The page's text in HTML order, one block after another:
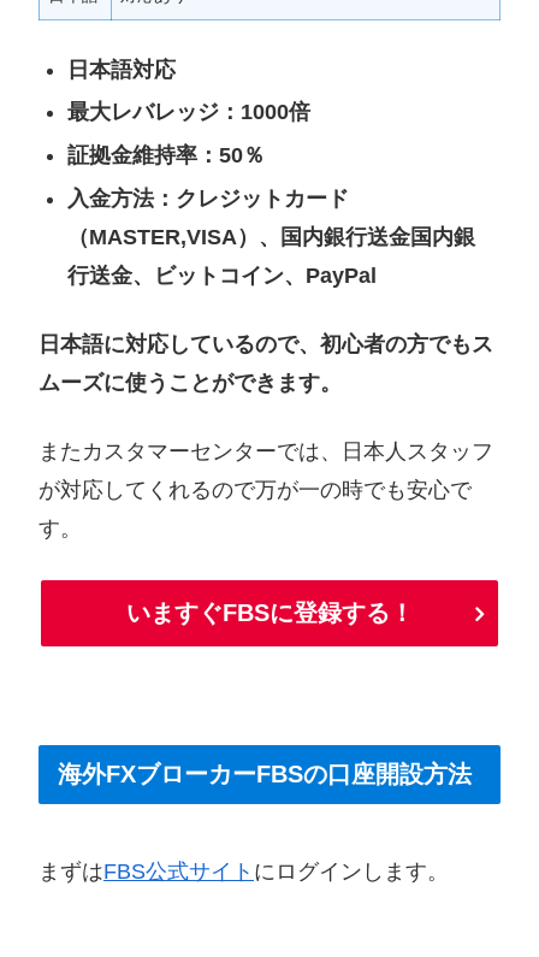
日本語対応
最大レバレッジ：1000倍
証拠金維持率：50％
入金方法：クレジットカード
（MASTER,VISA）、国内銀行送金国内銀
行送金、ビットコイン、PayPal
日本語に対応しているので、初心者の方でもス
ムーズに使うことができます。
またカスタマーセンターでは、日本人スタッフ
が対応してくれるので万が一の時でも安心で
す。
いますぐFBSに登録する！
海外FXブローカーFBSの口座開設方法
まずはFBS公式サイト にログインします。